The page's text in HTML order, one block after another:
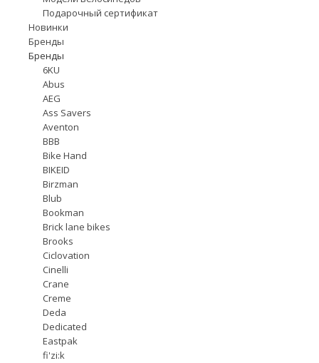
Подарочный сертификат
Новинки
Бренды
Бренды
6KU
Abus
AEG
Ass Savers
Aventon
BBB
Bike Hand
BIKEID
Birzman
Blub
Bookman
Brick lane bikes
Brooks
Ciclovation
Cinelli
Crane
Creme
Deda
Dedicated
Eastpak
fi'zi:k